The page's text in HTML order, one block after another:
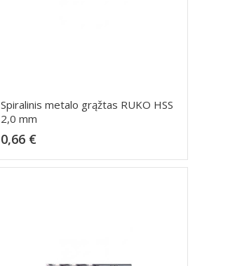
Spiralinis metalo grąžtas RUKO HSS
2,0 mm
0,66 €